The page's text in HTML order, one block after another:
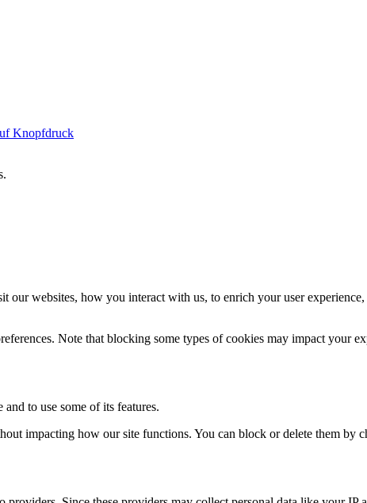
Knopfdruck
websites, how you interact with us, to enrich your user
Note that blocking some types of cookies may impact your
to use some of its features.
impacting how our site functions. You can block or delete them by